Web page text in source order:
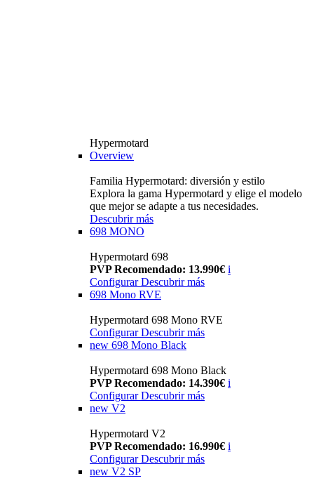
Hypermotard
Overview
Familia Hypermotard: diversión y estilo
Explora la gama Hypermotard y elige el modelo
que mejor se adapte a tus necesidades.
Descubrir más
698 MONO
Hypermotard 698
PVP Recomendado: 13.990€ i
ConfigurarDescubrir más
698 Mono RVE
Hypermotard 698 Mono RVE
Configurar Descubrir más
new 698 Mono Black
Hypermotard 698 Mono Black
PVP Recomendado: 14.390€ i
Configurar Descubrir más
new V2
Hypermotard V2
PVP Recomendado: 16.990€ i
Configurar Descubrir más
new V2 SP